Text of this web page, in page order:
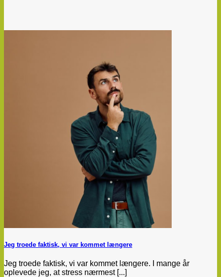
Jeg troede faktisk, vi var kommet længere
Jeg troede faktisk, vi var kommet længere. I mange år
oplevede jeg, at stress nærmest [...]